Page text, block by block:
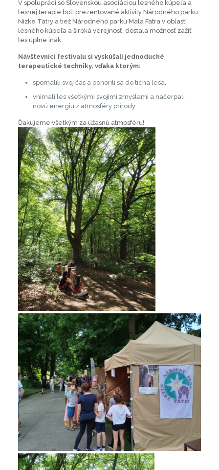
V spolupráci so Slovenskou asociáciou lesného kúpeľa a
lesnej terapie boli prezentované aktivity Národného parku
Nízke Tatry a tiež Národného parku Malá Fatra v oblasti
lesného kúpeľa a široká verejnosť dostala možnosť zažiť
les úplne inak.
Návštevníci festivalu si vyskúšali jednoduché
terapeutické techniky, vďaka ktorým:
spomalili svoj čas a ponorili sa do ticha lesa,
vnímali les všetkými svojimi zmyslami a načerpali
novú energiu z atmosféry prírody.
Ďakujeme všetkým za úžasnú atmosféru!